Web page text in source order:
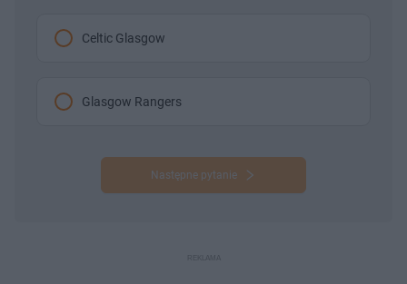
Celtic Glasgow
Glasgow Rangers
Następne pytanie